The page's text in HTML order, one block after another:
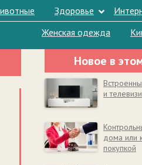
Здоровье
Женская одежда
Новое в
и
дома или
покупкой